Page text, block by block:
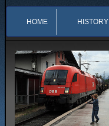
HOME HISTORY